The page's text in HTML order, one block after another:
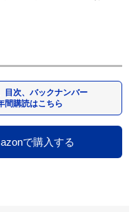
目次、バックナンバー
間購読はこちら
で購入する